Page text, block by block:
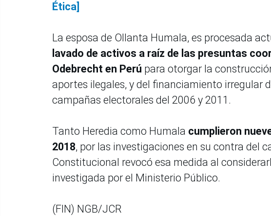
Ética]
La esposa de Ollanta Humala, es procesada
lavado de activos a raíz de las presuntas
Odebrecht en Perú para otorgar la
aportes ilegales, y del financiamiento irregular
campañas electorales del 2006 y 2011.
Tanto Heredia como Humala cumplieron
2018, por las investigaciones en su contra del
Constitucional revocó esa medida al
investigada por el Ministerio Público.
(FIN) NGB/JCR